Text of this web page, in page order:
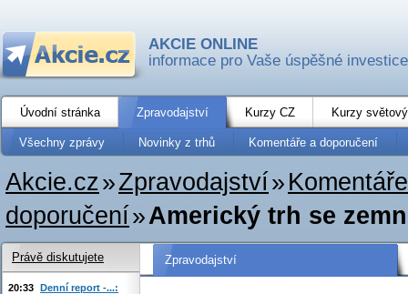
AKCIE ONLINE
informace pro Vaše úspěšné investice
Úvodní stránka Zpravodajství Kurzy CZ Kurzy
Všechny zprávy Novinky z trhů Komentáře a doporučení
Akcie.cz»Zpravodajství»
doporučení»Americký trh se
Zpravodajství
Právě diskutujete
20:33 Denní report -...: